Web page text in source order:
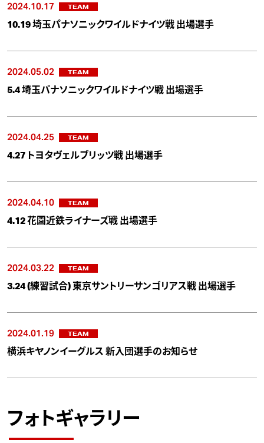
2024.10.17 TEAM
10.19 埼玉パナソニックワイルドナイツ戦 出場選手
2024.05.02 TEAM
5.4 埼玉パナソニックワイルドナイツ戦 出場選手
2024.04.25 TEAM
4.27 トヨタヴェルブリッツ戦 出場選手
2024.04.10 TEAM
4.12 花園近鉄ライナーズ戦 出場選手
2024.03.22 TEAM
3.24 (練習試合) 東京サントリーサンゴリアス戦 出場選手
2024.01.19 TEAM
横浜キヤノンイーグルス 新入団選手のお知らせ
フォトギャラリー